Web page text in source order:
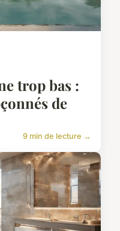
trop bas :
de
9 min de lecture →